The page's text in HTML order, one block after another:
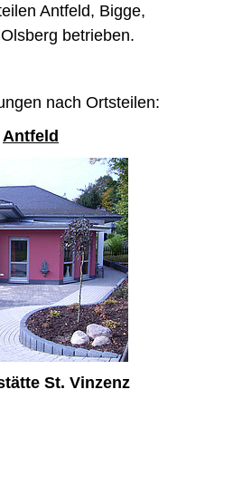
Antfeld, Bigge,
betrieben.
nach Ortsteilen:
Antfeld
St. Vinzenz